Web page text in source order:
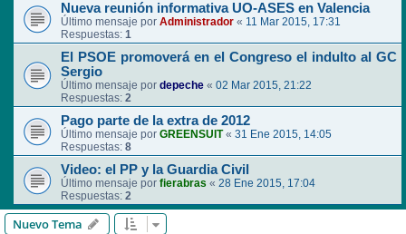
Nueva reunión informativa UO-ASES en Valencia
Último mensaje por Administrador « 11 Mar 2015, 17:31
Respuestas: 1
El PSOE promoverá en el Congreso el indulto al GC
Sergio
Último mensaje por depeche « 02 Mar 2015, 21:22
Respuestas: 2
Pago parte de la extra de 2012
Último mensaje por GREENSUIT« 31 Ene 2015, 14:05
Respuestas: 8
Video: el PP y la Guardia Civil
Último mensaje por fierabras « 28 Ene 2015, 17:04
Respuestas: 2
Nuevo Tema